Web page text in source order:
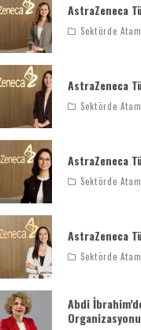
AstraZeneca
Sektörde
AstraZeneca
Sektörde
AstraZeneca
Sektörde
AstraZeneca
Sektörde
Abdi